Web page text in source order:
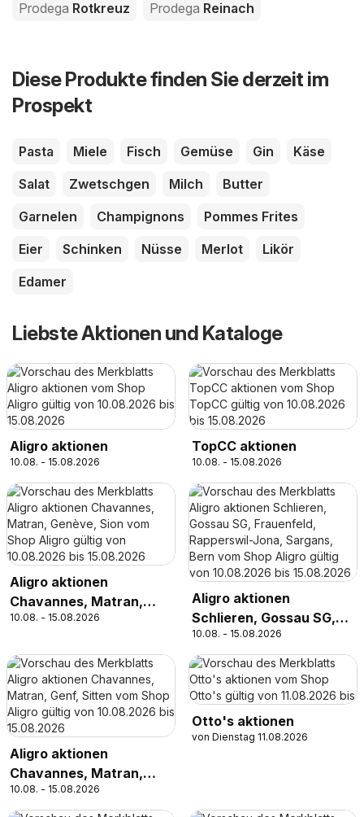
Prodega Rotkreuz Prodega Reinach
Diese Produkte finden Sie derzeit im
Prospekt
Pasta Miele Fisch Gemüse Gin
Käse
Salat
Zwetschgen Milch
Butter
Garnelen
Champignons
Pommes Frites
Eier
Schinken Nüsse Merlot
Likör
Edamer
Liebste Aktionen und Kataloge
Aligro aktionen
10.08. - 15.08.2026
TopCC aktionen
10.08. - 15.08.2026
Aligro aktionen
Chavannes, Matran,
Genève, Sion
10.08. - 15.08.2026
Aligro aktionen
Schlieren, Gossau SG,
Frauenfeld, Rapperswil-
Jona, Sargans, Bern
10.08. - 15.08.2026
Aligro aktionen
Chavannes, Matran,
Genf, Sitten
10.08. - 15.08.2026
Otto's aktionen
von Dienstag 11.08.2026